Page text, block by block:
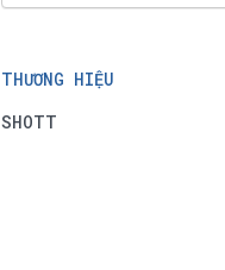
THƯƠNG HIỆU
SHOTT